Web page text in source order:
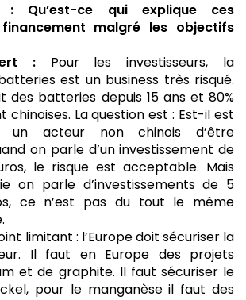
: Qu’est-ce qui explique ces
malgré les objectifs
: Pour les investisseurs, la
est un business très risqué.
des batteries depuis 15 ans et 80%
chinoises. La question est : Est-il est
un acteur non chinois d’être
on parle d’un investissement de
le risque est acceptable. Mais
on parle d’investissements de 5
ce n’est pas du tout le même
limitant : l’Europe doit sécuriser la
Il faut en Europe des projets
et de graphite. Il faut sécuriser le
pour le manganèse il faut des